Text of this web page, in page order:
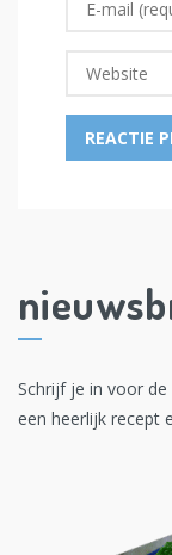
Schrijf je in voor
een heerlijk recept